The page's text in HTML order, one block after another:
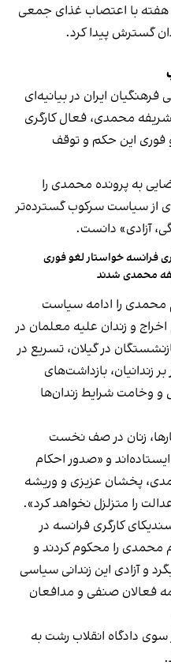
با اعتصاب غذای جمعی
ایران در بیانیه‌ای
محمدی، فعال کارگری
فوری این حکم و توقف
به پرونده محمدی را
از سیاست سرکوب گسترده‌تر
آزادی» دانست.
فرانسه خواستار لغو فوری
محمدی شدند
محمدی را ادامه سیاست
و زندان علیه معلمان در
در گیلان، تسریع در
زندانیان، بازداشت‌های
و وخامت شرایط زندان‌ها
زنان در صف نخست
و «صدور احکام
پخشان عزیزی و وریشه
را متزلزل نخواهد کرد».
پنج سندیکای کارگری فرانسه در
محمدی را محکوم کردند و
و آزادی این زندانی سیاسی
فعالان صنفی و مدافعان
و از سوی دادگاه انقلاب رشت به